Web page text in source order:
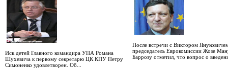
Иск детей Главного командира УПА Романа
Шухевича к первому секретарю ЦК КПУ Петру
Симоненко удовлетворен. Об...
После встречи с Виктором
председатель Еврокомиссии Жозе
Баррозу отметил, что вопрос о